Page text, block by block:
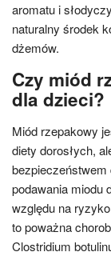
aromatu i
naturalny środek
dżemów.
Czy miód
dla dzieci?
Miód rzepakowy
diety dorosłych,
bezpieczeństwem
podawania miodu
względu na
to poważna
Clostridium